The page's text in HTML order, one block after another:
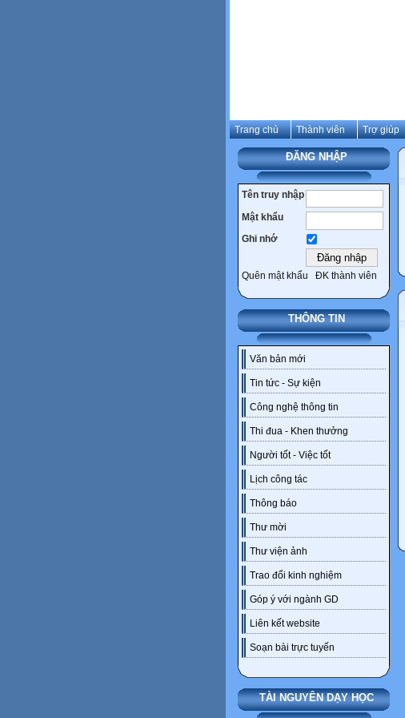
Trang chủ Thành viên Trợ giúp
ĐĂNG NHẬP
Tên truy nhập
Mật khẩu
Ghi nhớ
Quên mật khẩu ĐK thành viên
THÔNG TIN
Văn bản mới
Tin tức - Sự kiện
Công nghệ thông tin
Thi đua - Khen thưởng
Người tốt - Việc tốt
Lịch công tác
Thông báo
Thư mời
Thư viện ảnh
Trao đổi kinh nghiệm
Góp ý với ngành GD
Liên kết website
Soạn bài trực tuyến
TÀI NGUYÊN DẠY HỌC